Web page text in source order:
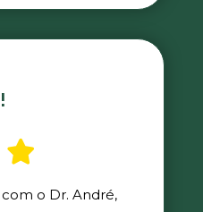
o Dr. André,